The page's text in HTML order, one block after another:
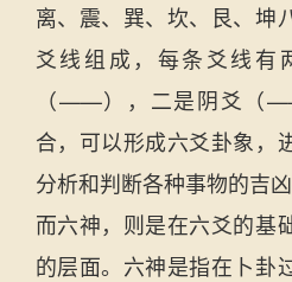
离、震、巽、坎、艮、坤
爻线组成，每条爻线有
（——），二是阴爻（
合，可以形成六爻卦象，
分析和判断各种事物的吉凶
而六神，则是在六爻的基
的层面。六神是指在卜卦